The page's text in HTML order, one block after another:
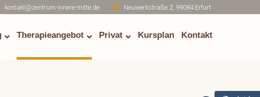
kontakt@zentrum-innere-mitte.de Neuwerkstraße 2, 99084 Erfurt
Therapieangebot Privat Kursplan Kontakt